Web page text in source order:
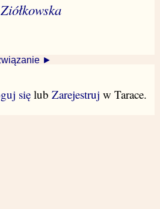
►
sięlub Zarejestruj w Tarace.